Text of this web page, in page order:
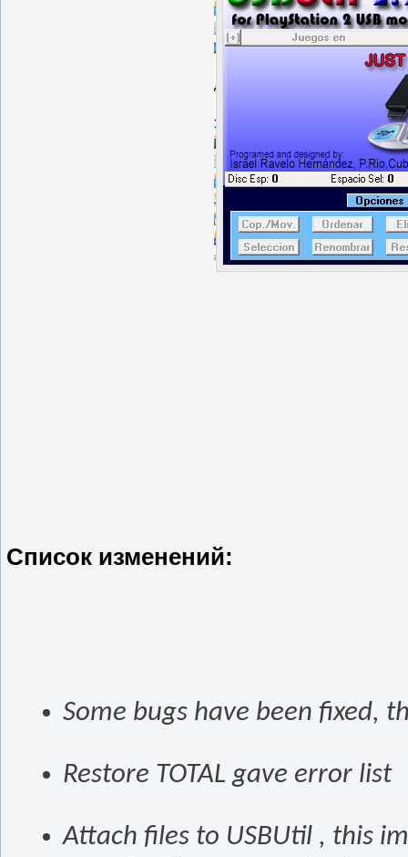
Список изменений:
Some bugs have been fixed,
Restore TOTAL gave error list
Attach files to USBUtil , this